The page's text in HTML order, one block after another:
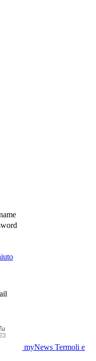
myNews Termoli e